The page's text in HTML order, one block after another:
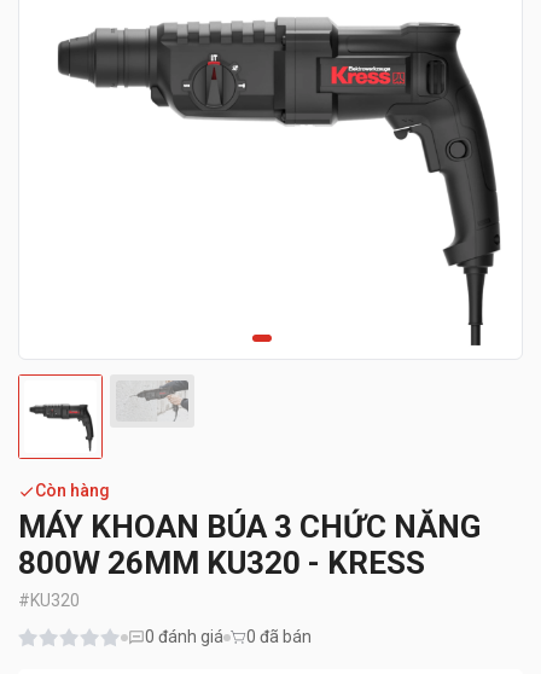
Còn hàng
MÁY KHOAN BÚA 3 CHỨC NĂNG
800W 26MM KU320 - KRESS
#KU320
0 đánh giá 0 đã bán